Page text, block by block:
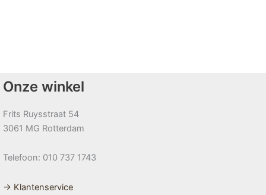
Onze winkel
Frits Ruysstraat 54
3061 MG Rotterdam
Telefoon: 010 737 1743
→ Klantenservice